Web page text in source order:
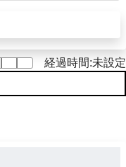
経過時間:未設定